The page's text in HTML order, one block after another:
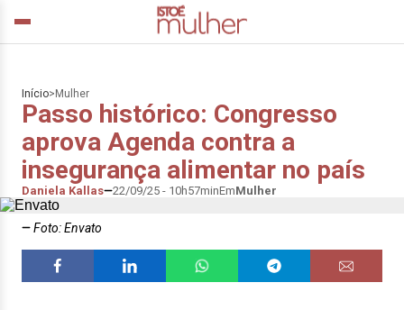
Início> Mulher
Passo histórico: Congresso
aprova Agenda contra a
insegurança alimentar no país
Daniela Kallas 22/09/25 - 10h57minEmMulher
Foto: Envato